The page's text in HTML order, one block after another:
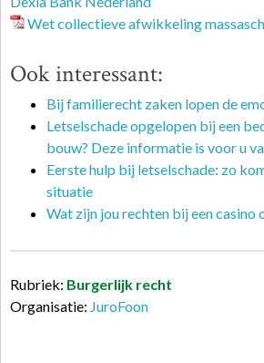
Wet collectieve afwikkeling
Ook interessant:
Bij familierecht zaken lopen de
Letselschade opgelopen bij een
bouw? Deze informatie is voor u
Eerste hulp bij letselschade: zo
situatie
Wat zijn jou rechten bij een casino
Rubriek: Burgerlijk recht
Organisatie: JuroFoon